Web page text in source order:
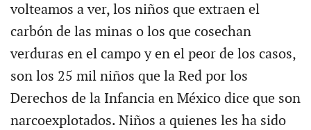
volteamos a ver, los niños que extraen el
carbón de las minas o los que cosechan
verduras en el campo y en el peor de los casos,
son los 25 mil niños que la Red por los
Derechos de la Infancia en México dice que son
narcoexplotados. Niños a quienes les ha sido